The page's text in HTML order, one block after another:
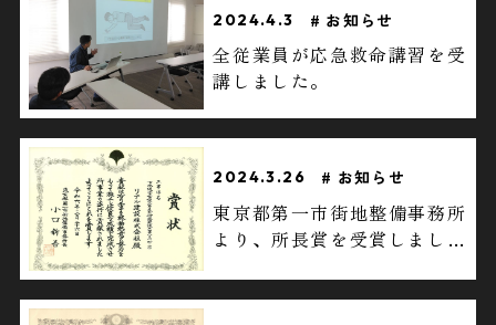
2024.4.3 お知らせ
全従業員が応急救命講習を受
講しました。
2024.3.26 お知らせ
東京都第一市街地整備事務所
より、所長賞を受賞しまし